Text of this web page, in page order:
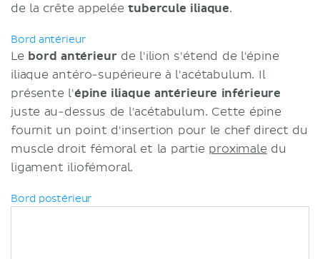
de la crête appeléetubercule iliaque.
Bord antérieur
Le bord antérieurde l'ilion s'étend de l'épine
iliaque antéro-supérieure à l'acétabulum. Il
présente l'épine iliaque antérieure inférieure
juste au-dessus de l'acétabulum. Cette épine
fournit un point d'insertion pour le chef direct du
muscle droit fémoral et la partie proximale du
ligament iliofémoral.
Bord postérieur